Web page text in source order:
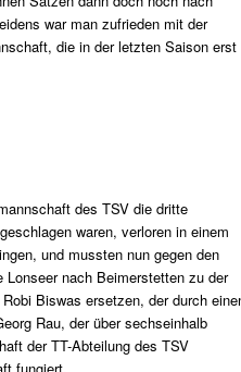
war man zufrieden mit der
die in der letzten Saison erst
des TSV die dritte
waren, verloren in einem
und mussten nun gegen den
nach Beimerstetten zu der
Biswas ersetzen, der durch
Rau, der über sechseinhalb
der TT-Abteilung des TSV
fungiert.